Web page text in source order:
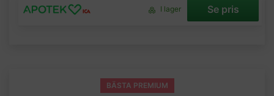
I lager Se pris
BÄSTA PREMIUM